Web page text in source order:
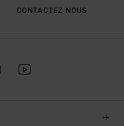
CONTACTEZ NOUS